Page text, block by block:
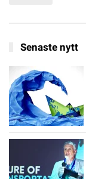
Senaste nytt